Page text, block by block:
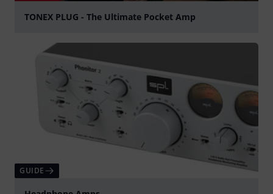
TONEX PLUG - The Ultimate Pocket Amp
GUIDE